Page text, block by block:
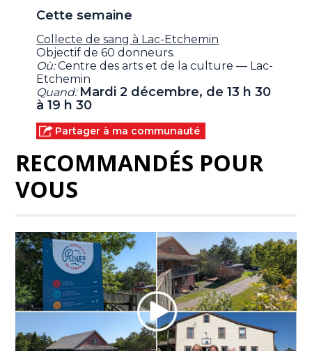
Cette semaine
Collecte de sang à Lac-Etchemin
Objectif de 60 donneurs.
Où:Centre des arts et de la culture — Lac-
Etchemin
Quand: Mardi 2 décembre, de 13 h 30
à 19 h 30
Partager à ma communauté
RECOMMANDÉS POUR
VOUS